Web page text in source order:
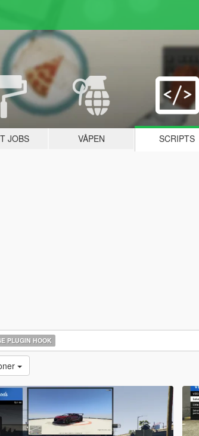
JOBS VÅPEN SCRIPTS
PLUGIN HOOK